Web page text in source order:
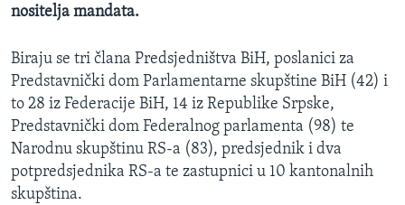
Jezici
nositelja mandata.
Biraju se tri člana Predsjedništva BiH, poslanici za
Predstavnički dom Parlamentarne skupštine BiH (42) i
to 28 iz Federacije BiH, 14 iz Republike Srpske,
Predstavnički dom Federalnog parlamenta (98) te
Narodnu skupštinu RS-a (83), predsjednik i dva
potpredsjednika RS-a te zastupnici u 10 kantonalnih
skupština.